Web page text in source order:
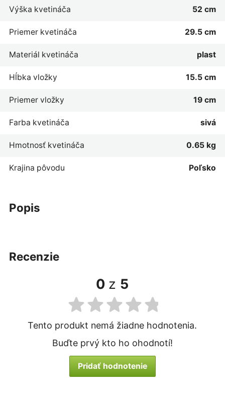
popis
Výška kvetináča 52 cm
Priemer kvetináča 29.5 cm
Materiál kvetináča plast
Hĺbka vložky 15.5 cm
Priemer vložky 19 cm
Farba kvetináča sivá
Hmotnosť kvetináča 0.65 kg
Krajina pôvodu Poľsko
recenzie
0 z 5
Tento produkt nemá žiadne hodnotenia.
Buďte prvý kto ho ohodnotí!
Pridať hodnotenie